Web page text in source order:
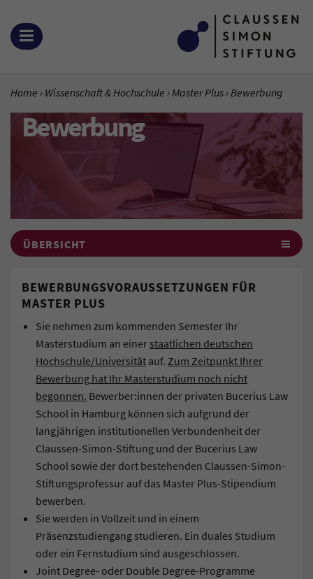
Zum Inhalt springen
MENÜ ÖFFNEN
SIE BEFINDEN SICH HIER:
Home Wissenschaft & Hochschule Master Plus Aktuelle Seite:
Bewerbung
Bewerbung
ÜBERSICHT
BEWERBUNGSVORAUSSETZUNGEN FÜR
MASTER PLUS
Sie nehmen zum kommenden Semester Ihr
Masterstudium an einer staatlichen deutschen
Hochschule/Universität auf. Zum Zeitpunkt Ihrer
Bewerbung hat Ihr Masterstudium noch nicht
begonnen. Bewerber:innen der privaten Bucerius Law
School in Hamburg können sich aufgrund der
langjährigen institutionellen Verbundenheit der
Claussen-Simon-Stiftung und der Bucerius Law
School sowie der dort bestehenden Claussen-Simon-
Stiftungsprofessur auf das Master Plus-Stipendium
bewerben.
Sie werden in Vollzeit und in einem
Präsenzstudiengang studieren. Ein duales Studium
oder ein Fernstudium sind ausgeschlossen.
Joint Degree- oder Double Degree-Programme